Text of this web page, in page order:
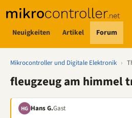
Neuigkeiten Artikel Forum
Mikrocontroller und Digitale Elektronik ›
fleugzeug am himmel
HG Hans G.Gast